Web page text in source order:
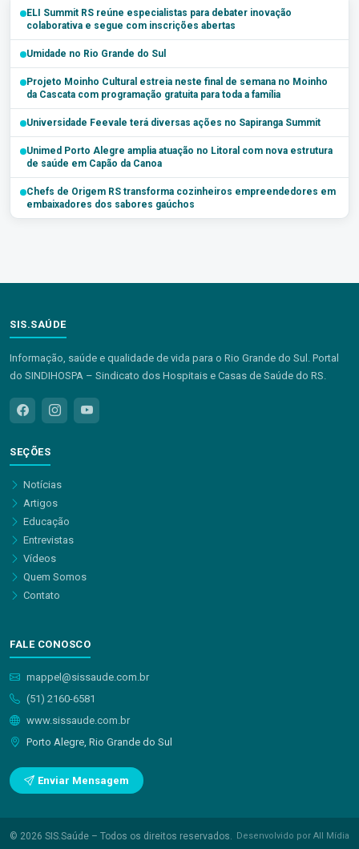
ELI Summit RS reúne especialistas para debater inovação
colaborativa e segue com inscrições abertas
Umidade no Rio Grande do Sul
Projeto Moinho Cultural estreia neste final de semana no Moinho
da Cascata com programação gratuita para toda a família
Universidade Feevale terá diversas ações no Sapiranga Summit
Unimed Porto Alegre amplia atuação no Litoral com nova estrutura
de saúde em Capão da Canoa
Chefs de Origem RS transforma cozinheiros empreendedores em
embaixadores dos sabores gaúchos
SIS.SAÚDE
Informação, saúde e qualidade de vida para o Rio Grande do Sul. Portal
do SINDIHOSPA – Sindicato dos Hospitais e Casas de Saúde do RS.
SEÇÕES
Notícias
Artigos
Educação
Entrevistas
Vídeos
Quem Somos
Contato
FALE CONOSCO
mappel@sissaude.com.br
(51) 2160-6581
www.sissaude.com.br
Porto Alegre, Rio Grande do Sul
Enviar Mensagem
© 2026 SIS.Saúde – Todos os direitos reservados. Desenvolvido por All Mídia